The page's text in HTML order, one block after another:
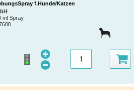
f.Hunde/Katzen
ml Spray